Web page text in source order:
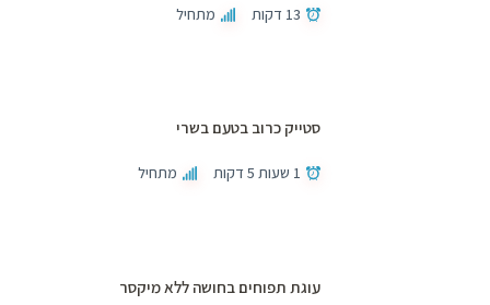
13 דקות מתחיל
סטייק כרוב בטעם בשרי
1 שעות 5 דקות מתחיל
עוגת תפוחים בחושה ללא מיקסר